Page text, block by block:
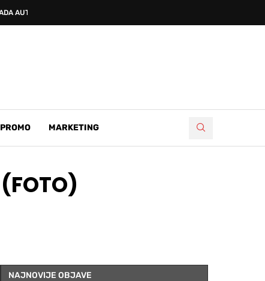
AUTOCESTA FBIH...
PROMO MARKETING
NAJNOVIJE OBJAVE